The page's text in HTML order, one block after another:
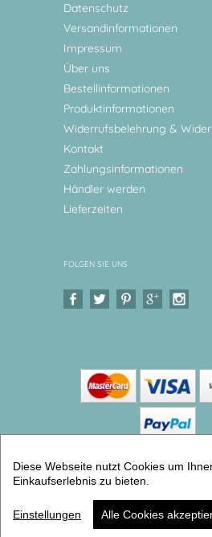
Datenschutz
Versandinformationen
Impressum
Über uns
Bestellinformationen
Produktinformationen
Widerrufsbelehrung &
Kontakt
Zahlungsinformationen
Händler werden
Lieferzeiten
FOLGEN SIE UNS
Copyright © 2026 Levar
erstellt mit
3er Gechirrset
Diese Webseite nutzt Cookies um
Einkaufserlebnis zu bieten.
Einstellungen Alle Cookies